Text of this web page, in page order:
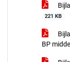
221 KB
BP